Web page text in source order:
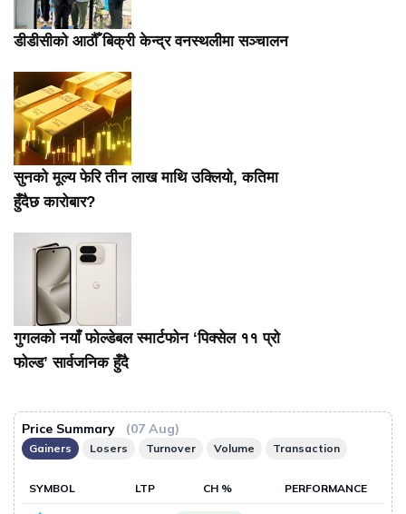
डीडीसीको आठौँ बिक्री केन्द्र वनस्थलीमा सञ्चालन
सुनको मूल्य फेरि तीन लाख माथि उक्लियो, कतिमा
हुँदैछ कारोबार?
गुगलको नयाँ फोल्डेबल स्मार्टफोन ‘पिक्सेल ११ प्रो
फोल्ड’ सार्वजनिक हुँदै